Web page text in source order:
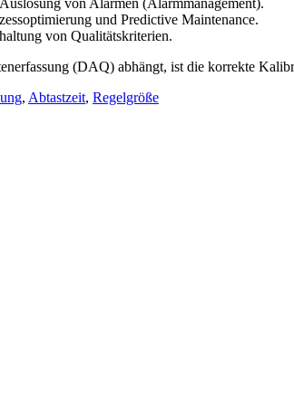
und Predictive Maintenance.
von Qualitätskriterien.
(DAQ) abhängt, ist die korrekte
, Abtastzeit, Regelgröße